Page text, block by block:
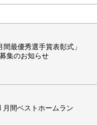
間最優秀選手賞表彰式」
集のお知らせ
月間ベストホームラン